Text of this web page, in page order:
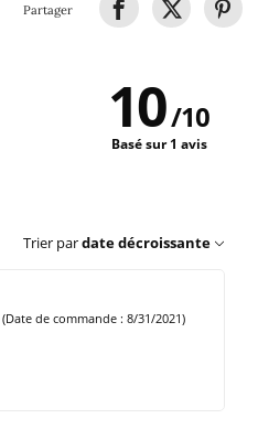
Partager
10/10
Basé sur 1 avis
Trier pardate décroissante
(Date de commande : 8/31/2021)